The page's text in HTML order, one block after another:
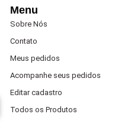
Menu
Sobre Nós
Contato
Meus pedidos
Acompanhe seus pedidos
Editar cadastro
Todos os Produtos